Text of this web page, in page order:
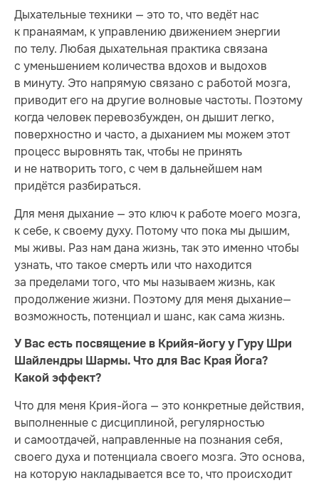
Дыхательные техники — это то, что ведёт нас
к пранаямам, к управлению движением энергии
по телу. Любая дыхательная практика связана
с уменьшением количества вдохов и выдохов
в минуту. Это напрямую связано с работой мозга,
приводит его на другие волновые частоты. Поэтому
когда человек перевозбужден, он дышит легко,
поверхностно и часто, а дыханием мы можем этот
процесс выровнять так, чтобы не принять
и не натворить того, с чем в дальнейшем нам
придётся разбираться.
Для меня дыхание — это ключ к работе моего мозга,
к себе, к своему духу. Потому что пока мы дышим,
мы живы. Раз нам дана жизнь, так это именно чтобы
узнать, что такое смерть или что находится
за пределами того, что мы называем жизнь, как
продолжение жизни. Поэтому для меня дыхание—
возможность, потенциал и шанс, как сама жизнь.
У Вас есть посвящение в Крийя-йогу у Гуру Шри
Шайлендры Шармы. Что для Вас Края Йога?
Какой эффект?
Что для меня Крия-йога — это конкретные действия,
выполненные с дисциплиной, регулярностью
и самоотдачей, направленные на познания себя,
своего духа и потенциала своего мозга. Это основа,
на которую накладывается все то, что происходит